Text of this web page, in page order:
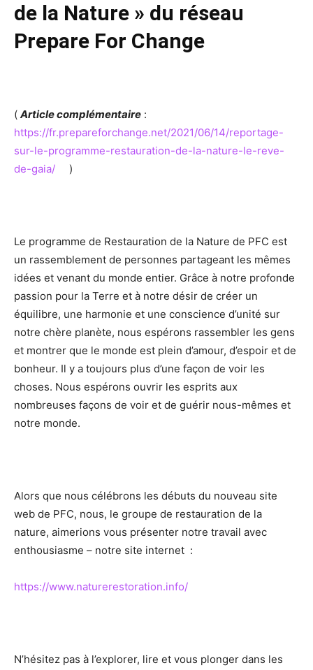
de la Nature » du réseau
Prepare For Change
( Article complémentaire :
https://fr.prepareforchange.net/2021/06/14/reportage-
sur-le-programme-restauration-de-la-nature-le-reve-
de-gaia/ )
Le programme de Restauration de la Nature de PFC est
un rassemblement de personnes partageant les mêmes
idées et venant du monde entier. Grâce à notre profonde
passion pour la Terre et à notre désir de créer un
équilibre, une harmonie et une conscience d’unité sur
notre chère planète, nous espérons rassembler les gens
et montrer que le monde est plein d’amour, d’espoir et de
bonheur. Il y a toujours plus d’une façon de voir les
choses. Nous espérons ouvrir les esprits aux
nombreuses façons de voir et de guérir nous-mêmes et
notre monde.
Alors que nous célébrons les débuts du nouveau site
web de PFC, nous, le groupe de restauration de la
nature, aimerions vous présenter notre travail avec
enthousiasme – notre site internet :
https://www.naturerestoration.info/
N’hésitez pas à l’explorer, lire et vous plonger dans les